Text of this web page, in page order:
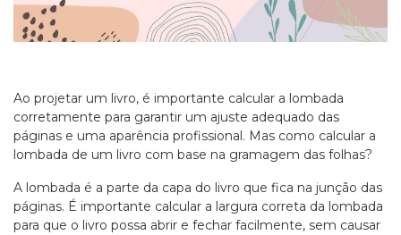
Ao projetar um livro, é importante calcular a lombada
corretamente para garantir um ajuste adequado das
páginas e uma aparência profissional. Mas como calcular a
lombada de um livro com base na gramagem das folhas?
A lombada é a parte da capa do livro que fica na junção das
páginas. É importante calcular a largura correta da lombada
para que o livro possa abrir e fechar facilmente, sem causar